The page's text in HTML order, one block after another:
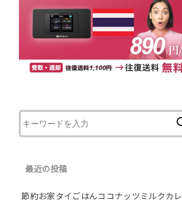
最近の投稿
節約お家タイごはんココナッツミルクカレ